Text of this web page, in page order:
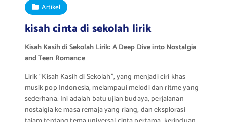
Artikel
kisah cinta di sekolah lirik
Kisah Kasih di Sekolah Lirik: A Deep Dive into Nostalgia
and Teen Romance
Lirik “Kisah Kasih di Sekolah”, yang menjadi ciri khas
musik pop Indonesia, melampaui melodi dan ritme yang
sederhana. Ini adalah batu ujian budaya, perjalanan
nostalgia ke masa remaja yang riang, dan eksplorasi